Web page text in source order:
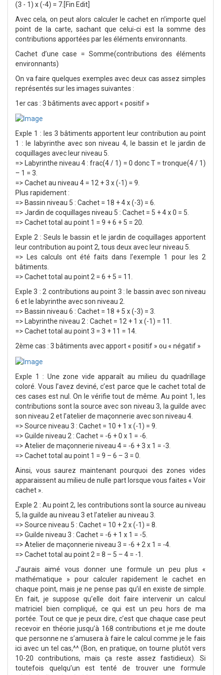
(3 - 1) x (-4) = 7.[Fin Edit]
Avec cela, on peut alors calculer le cachet en n’importe quel
point de la carte, sachant que celui-ci est la somme des
contributions apportées par les éléments environnants.
Cachet d’une case = Somme(contributions des éléments
environnants)
On va faire quelques exemples avec deux cas assez simples
représentés sur les images suivantes :
1er cas : 3 bâtiments avec apport « positif »
Exple 1 : les 3 bâtiments apportent leur contribution au point
1 : le labyrinthe avec son niveau 4, le bassin et le jardin de
coquillages avec leur niveau 5.
=> Labyrinthe niveau 4 : frac(4 / 1) = 0 donc T = tronque(4 / 1)
– 1 = 3.
=> Cachet au niveau 4 = 12 + 3 x (-1) = 9.
Plus rapidement :
=> Bassin niveau 5 : Cachet = 18 + 4 x (-3) = 6.
=> Jardin de coquillages niveau 5 : Cachet = 5 + 4 x 0 = 5.
=> Cachet total au point 1 = 9 + 6 + 5 = 20.
Exple 2 : Seuls le bassin et le jardin de coquillages apportent
leur contribution au point 2, tous deux avec leur niveau 5.
=> Les calculs ont été faits dans l’exemple 1 pour les 2
bâtiments.
=> Cachet total au point 2 = 6 + 5 = 11.
Exple 3 : 2 contributions au point 3 : le bassin avec son niveau
6 et le labyrinthe avec son niveau 2.
=> Bassin niveau 6 : Cachet = 18 + 5 x (-3) = 3.
=> Labyrinthe niveau 2 : Cachet = 12 + 1 x (-1) = 11.
=> Cachet total au point 3 = 3 + 11 = 14.
2ème cas : 3 bâtiments avec apport « positif » ou « négatif »
Exple 1 : Une zone vide apparaît au milieu du quadrillage
coloré. Vous l’avez deviné, c’est parce que le cachet total de
ces cases est nul. On le vérifie tout de même. Au point 1, les
contributions sont la source avec son niveau 3, la guilde avec
son niveau 2 et l’atelier de maçonnerie avec son niveau 4.
=> Source niveau 3 : Cachet = 10 + 1 x (-1) = 9.
=> Guilde niveau 2 : Cachet = -6 + 0 x 1 = -6.
=> Atelier de maçonnerie niveau 4 = -6 + 3 x 1 = -3.
=> Cachet total au point 1 = 9 – 6 – 3 = 0.
Ainsi, vous saurez maintenant pourquoi des zones vides
apparaissent au milieu de nulle part lorsque vous faites « Voir
cachet ».
Exple 2 : Au point 2, les contributions sont la source au niveau
5, la guilde au niveau 3 et l’atelier au niveau 3.
=> Source niveau 5 : Cachet = 10 + 2 x (-1) = 8.
=> Guilde niveau 3 : Cachet = -6 + 1 x 1 = -5.
=> Atelier de maçonnerie niveau 3 = -6 + 2 x 1 = -4.
=> Cachet total au point 2 = 8 – 5 – 4 = -1.
J’aurais aimé vous donner une formule un peu plus «
mathématique » pour calculer rapidement le cachet en
chaque point, mais je ne pense pas qu’il en existe de simple.
En fait, je suppose qu’elle doit faire intervenir un calcul
matriciel bien compliqué, ce qui est un peu hors de ma
portée. Tout ce que je peux dire, c’est que chaque case peut
recevoir en théorie jusqu’à 168 contributions et je me doute
que personne ne s’amusera à faire le calcul comme je le fais
ici avec un tel cas,^^ (Bon, en pratique, on tourne plutôt vers
10-20 contributions, mais ça reste assez fastidieux). Si
toutefois quelqu’un est tenté de trouver une formule